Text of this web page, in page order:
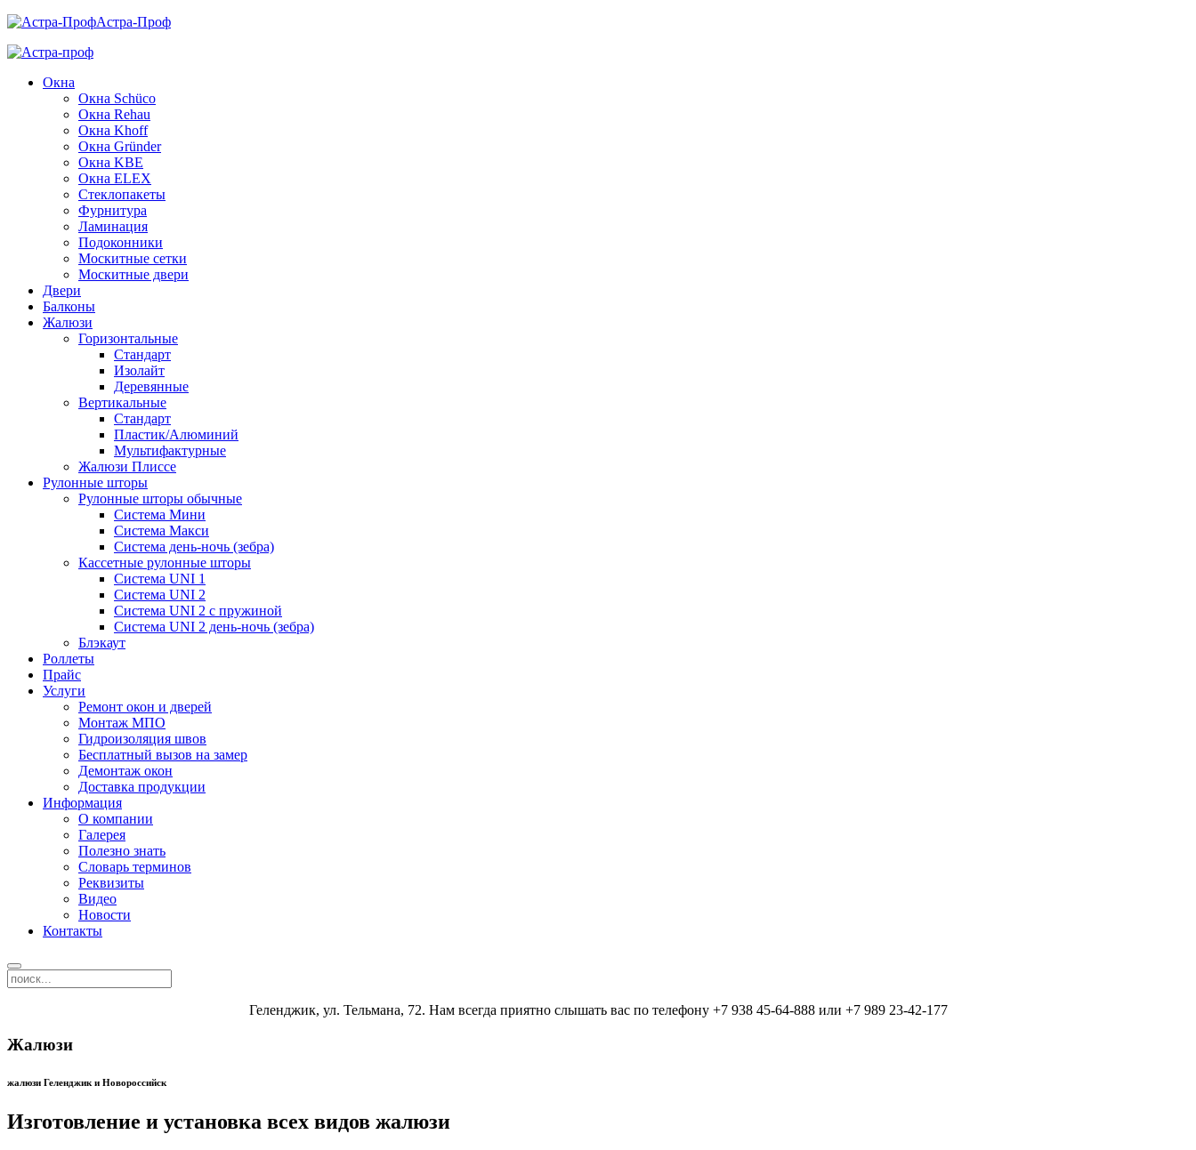
Астра-Проф
Окна
Окна Schüco
Окна Rehau
Окна Khoff
Окна Gründer
Окна KBE
Окна ELEX
Стеклопакеты
Фурнитура
Ламинация
Подоконники
Москитные сетки
Москитные двери
Двери
Балконы
Жалюзи
Горизонтальные
Стандарт
Изолайт
Деревянные
Вертикальные
Стандарт
Пластик/Алюминий
Мультифактурные
Жалюзи Плиссе
Рулонные шторы
Рулонные шторы обычные
Система Мини
Система Макси
Система день-ночь (зебра)
Кассетные рулонные шторы
Система UNI 1
Система UNI 2
Система UNI 2 с пружиной
Система UNI 2 день-ночь (зебра)
Блэкаут
Роллеты
Прайс
Услуги
Ремонт окон и дверей
Монтаж МПО
Гидроизоляция швов
Бесплатный вызов на замер
Демонтаж окон
Доставка продукции
Информация
О компании
Галерея
Полезно знать
Словарь терминов
Реквизиты
Видео
Новости
Контакты
Геленджик, ул. Тельмана, 72. Нам всегда приятно слышать вас по телефону +7 938 45-64-888 или +7 989 23-42-177
Жалюзи
жалюзи Геленджик и Новороссийск
Изготовление и установка всех видов жалюзи